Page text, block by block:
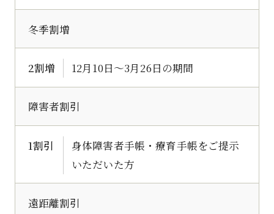
冬季割増
2割増 12月10日～3月26日の期間
障害者割引
1割引
身体障害者手帳・療育手帳をご提示
いただいた方
遠距離割引